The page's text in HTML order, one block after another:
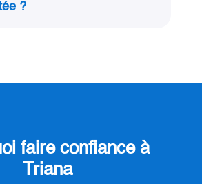
?
faire confiance à
Triana